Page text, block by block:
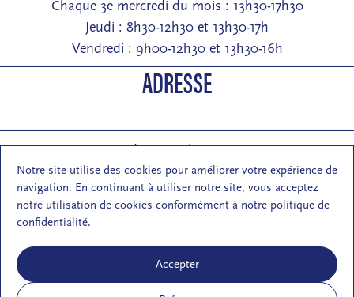
Notre site utilise des cookies pour améliorer votre expérience de
navigation. En continuant à utiliser notre site, vous acceptez
notre utilisation de cookies conformément à notre politique de
confidentialité.
Accepter
Chaque 3e mercredi du mois : 13h30-17h30
Jeudi : 8h30-12h30 et 13h30-17h
Vendredi : 9h00-12h30 et 13h30-16h
ADRESSE
Entrée : 2 rue de Pontarlier 25000 Besançon
Courrier : 1 rue des Martelots 25000 Besançon
E-mail : contact (at) maisondelarchi-fc.fr